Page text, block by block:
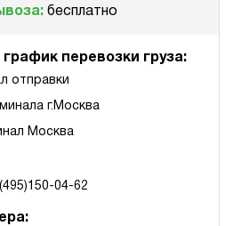
бесплатно
перевозки груза:
отправки
г.Москва
Москва
04-62